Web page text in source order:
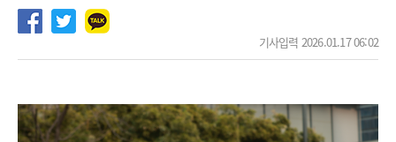
기사입력 2026.01.17 06:02